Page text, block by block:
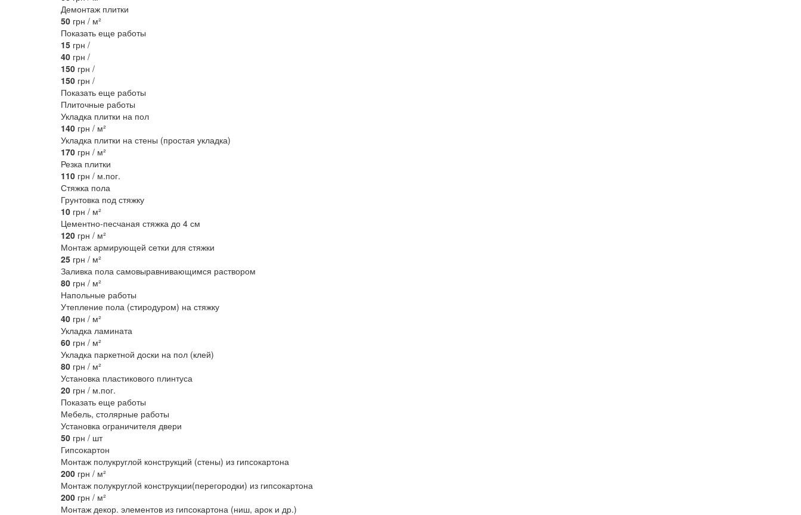
Демонтаж плитки
50 грн / м²
Показать еще работы
15 грн /
40 грн /
150 грн /
150 грн /
Показать еще работы
Плиточные работы
Укладка плитки на пол
140 грн / м²
Укладка плитки на стены (простая укладка)
170 грн / м²
Резка плитки
110 грн / м.пог.
Стяжка пола
Грунтовка под стяжку
10 грн / м²
Цементно-песчаная стяжка до 4 см
120 грн / м²
Монтаж армирующей сетки для стяжки
25 грн / м²
Заливка пола самовыравнивающимся раствором
80 грн / м²
Напольные работы
Утепление пола (стиродуром) на стяжку
40 грн / м²
Укладка ламината
60 грн / м²
Укладка паркетной доски на пол (клей)
80 грн / м²
Установка пластикового плинтуса
20 грн / м.пог.
Показать еще работы
Мебель, столярные работы
Установка ограничителя двери
50 грн / шт
Гипсокартон
Монтаж полукруглой конструкций (стены) из гипсокартона
200 грн / м²
Монтаж полукруглой конструкции(перегородки) из гипсокартона
200 грн / м²
Монтаж декор. элементов из гипсокартона (ниш, арок и др.)